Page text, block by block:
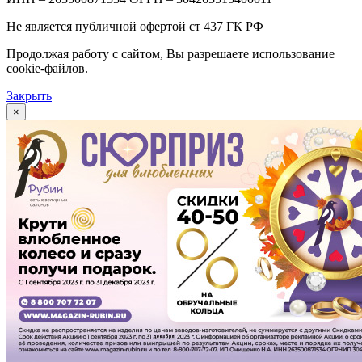
Не является публичной офертой ст 437 ГК РФ
Продолжая работу с сайтом, Вы разрешаете использование
cookie-файлов.
Закрыть
×